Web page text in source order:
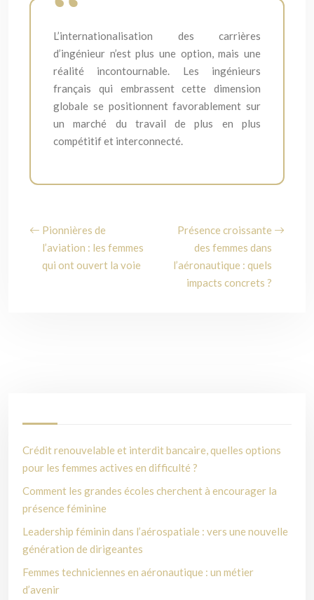
L’internationalisation des carrières
d’ingénieur n’est plus une option, mais une
réalité incontournable. Les ingénieurs
français qui embrassent cette dimension
globale se positionnent favorablement sur
un marché du travail de plus en plus
compétitif et interconnecté.
Pionnières de
l’aviation : les femmes
qui ont ouvert la voie
Présence croissante
des femmes dans
l’aéronautique : quels
impacts concrets ?
Crédit renouvelable et interdit bancaire, quelles options
pour les femmes actives en difficulté ?
Comment les grandes écoles cherchent à encourager la
présence féminine
Leadership féminin dans l’aérospatiale : vers une nouvelle
génération de dirigeantes
Femmes techniciennes en aéronautique : un métier
d’avenir